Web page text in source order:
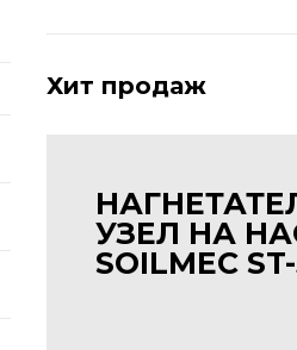
Хит продаж
УЗЕЛ НА
SOILMEC